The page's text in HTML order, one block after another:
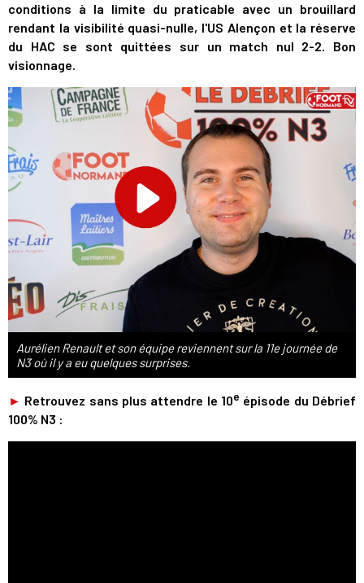
conditions à la limite du praticable avec un brouillard
rendant la visibilité quasi-nulle, l'US Alençon et la réserve
du HAC se sont quittées sur un match nul 2-2. Bon
visionnage.
Aurélien Renault et son équipe reviennent sur la 11e journée de
N3 où il y a eu quelques surprises.
► Retrouvez sans plus attendre le 10e épisode du Débrief
100% N3 :